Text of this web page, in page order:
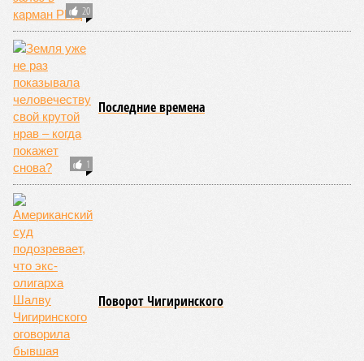
20
1
Последние времена
Поворот Чигиринского